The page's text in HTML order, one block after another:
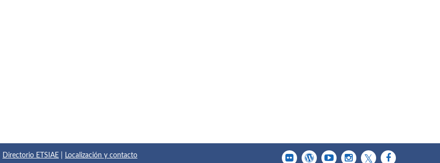
Directorio ETSIAE Localización y contacto